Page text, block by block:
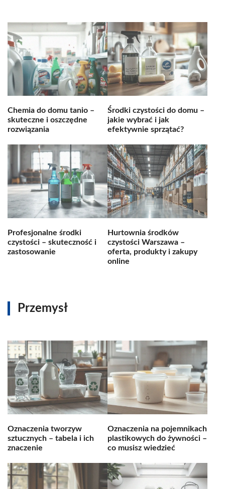
Chemia do domu tanio –
skuteczne i oszczędne
rozwiązania
Środki czystości do domu –
jakie wybrać i jak
efektywnie sprzątać?
Profesjonalne środki
czystości – skuteczność i
zastosowanie
Hurtownia środków
czystości Warszawa –
oferta, produkty i zakupy
online
Przemysł
Oznaczenia tworzyw
sztucznych – tabela i ich
znaczenie
Oznaczenia na pojemnikach
plastikowych do żywności –
co musisz wiedzieć